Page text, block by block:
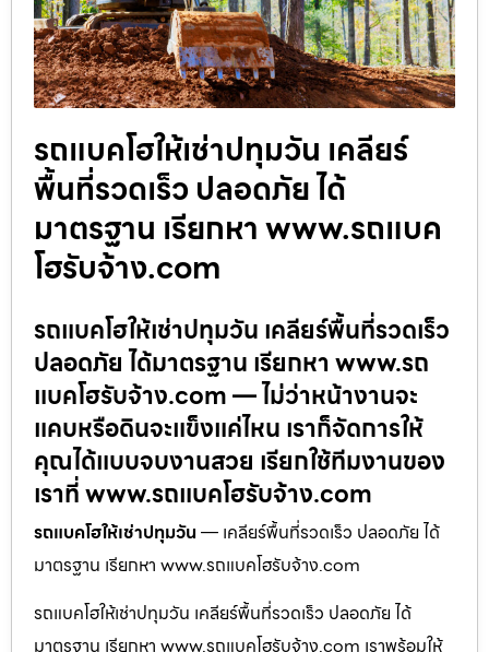
รถแบคโฮให้เช่าปทุมวัน เคลียร์
พื้นที่รวดเร็ว ปลอดภัย ได้
มาตรฐาน เรียกหา www.รถแบค
โฮรับจ้าง.com
รถแบคโฮให้เช่าปทุมวัน เคลียร์พื้นที่รวดเร็ว
ปลอดภัย ได้มาตรฐาน เรียกหา www.รถ
แบคโฮรับจ้าง.com — ไม่ว่าหน้างานจะ
แคบหรือดินจะแข็งแค่ไหน เราก็จัดการให้
คุณได้แบบจบงานสวย เรียกใช้ทีมงานของ
เราที่ www.รถแบคโฮรับจ้าง.com
รถแบคโฮให้เช่าปทุมวัน — เคลียร์พื้นที่รวดเร็ว ปลอดภัย ได้
มาตรฐาน เรียกหา www.รถแบคโฮรับจ้าง.com
รถแบคโฮให้เช่าปทุมวัน เคลียร์พื้นที่รวดเร็ว ปลอดภัย ได้
มาตรฐาน เรียกหา www.รถแบคโฮรับจ้าง.com เราพร้อมให้